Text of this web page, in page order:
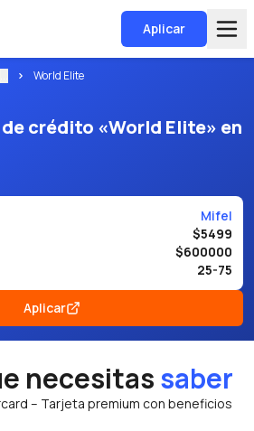
Aplicar
World Elite
crédito «World Elite» en
Mifel
$5499
$600000
25-75
Aplicar
necesitassaber
– Tarjeta premium con beneficios